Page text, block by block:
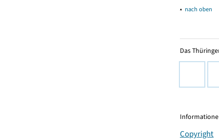
▴ nach oben
Das
Copyright